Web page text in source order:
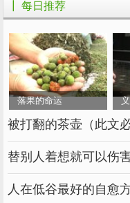
┃ 每日推荐
落果的命运
被打翻的茶壶（此文必
替别人着想就可以伤
人在低谷最好的自愈